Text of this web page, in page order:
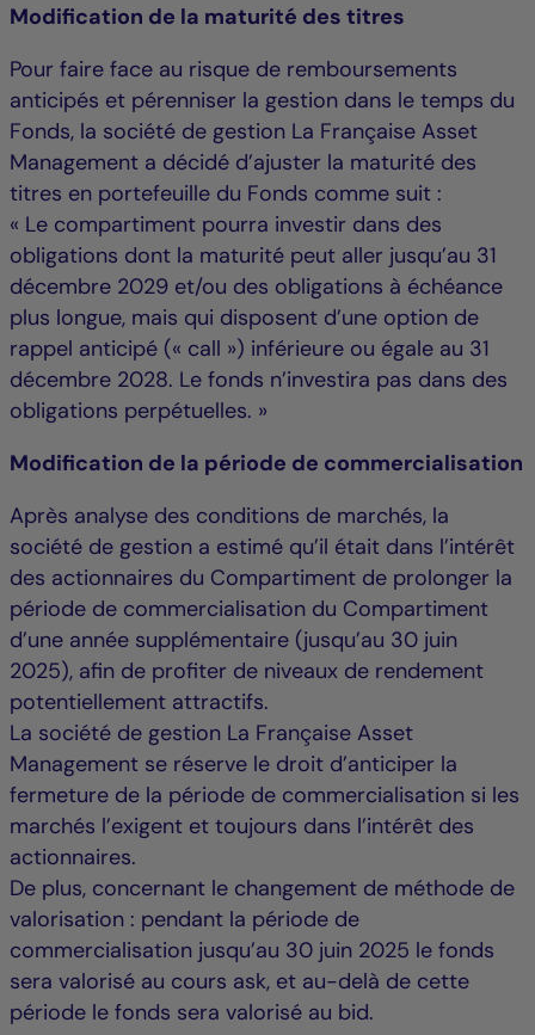
Modification de la maturité des titres
Pour faire face au risque de remboursements
anticipés et pérenniser la gestion dans le temps du
Fonds, la société de gestion La Française Asset
Management a décidé d’ajuster la maturité des
titres en portefeuille du Fonds comme suit :
« Le compartiment pourra investir dans des
obligations dont la maturité peut aller jusqu’au 31
décembre 2029 et/ou des obligations à échéance
plus longue, mais qui disposent d’une option de
rappel anticipé (« call ») inférieure ou égale au 31
décembre 2028. Le fonds n’investira pas dans des
obligations perpétuelles. »
Modification de la période de commercialisation
Après analyse des conditions de marchés, la
société de gestion a estimé qu’il était dans l’intérêt
des actionnaires du Compartiment de prolonger la
période de commercialisation du Compartiment
d’une année supplémentaire (jusqu’au 30 juin
2025), afin de profiter de niveaux de rendement
potentiellement attractifs.
La société de gestion La Française Asset
Management se réserve le droit d’anticiper la
fermeture de la période de commercialisation si les
marchés l’exigent et toujours dans l’intérêt des
actionnaires.
De plus, concernant le changement de méthode de
valorisation : pendant la période de
commercialisation jusqu’au 30 juin 2025 le fonds
sera valorisé au cours ask, et au-delà de cette
période le fonds sera valorisé au bid.